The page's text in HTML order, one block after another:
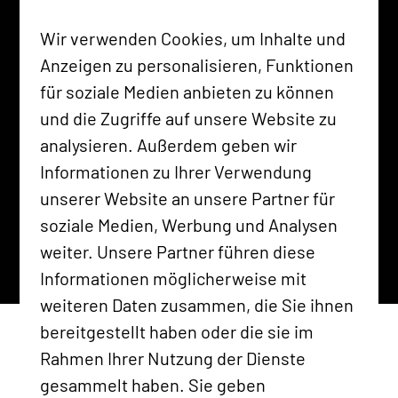
Marketing & Kommunikation. Von der
ersten Idee, über die gemeinsame
Konzeption bis hin zur Umsetzung in den
SOMO Bikeshops – immer innovativ und
auf den Punkt
Florian Dobner
So einen
Wir verwenden Cookies, um Inhalte und
Anzeigen zu personalisieren, Funktionen
für soziale Medien anbieten zu können
und die Zugriffe auf unsere Website zu
analysieren. Außerdem geben wir
Informationen zu Ihrer Verwendung
unserer Website an unsere Partner für
soziale Medien, Werbung und Analysen
weiter. Unsere Partner führen diese
Informationen möglicherweise mit
weiteren Daten zusammen, die Sie ihnen
bereitgestellt haben oder die sie im
Rahmen Ihrer Nutzung der Dienste
gesammelt haben. Sie geben